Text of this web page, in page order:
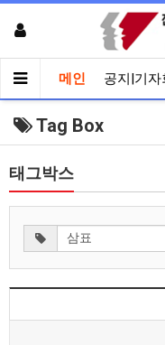
메인 공지|기자
Tag Box
태그박스